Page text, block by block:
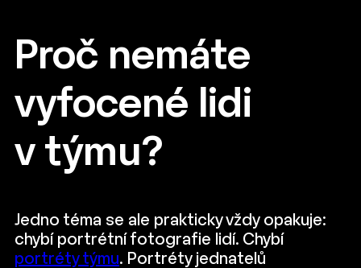
Proč nemáte
vyfocené lidi
v týmu?
Jedno téma se ale prakticky vždy opakuje:
chybí portrétní fotografie lidí. Chybí
portréty týmu. Portréty jednatelů